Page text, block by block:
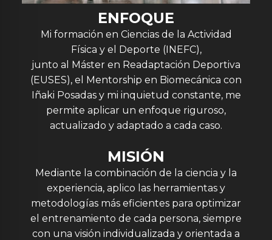
ENFOQUE
Mi formación en Ciencias de la Actividad
Física y el Deporte (INEFC),
junto al Máster en Readaptación Deportiva
(EUSES), el Mentorship en Biomecánica con
Iñaki Posadas y mi inquietud constante, me
permite aplicar un enfoque riguroso,
actualizado y adaptado a cada caso.
MISIÓN
Mediante la combinación de la ciencia y la
experiencia, aplico las herramientas y
metodologías más eficientes para optimizar
el entrenamiento de cada persona, siempre
con una visión individualizada y orientada a